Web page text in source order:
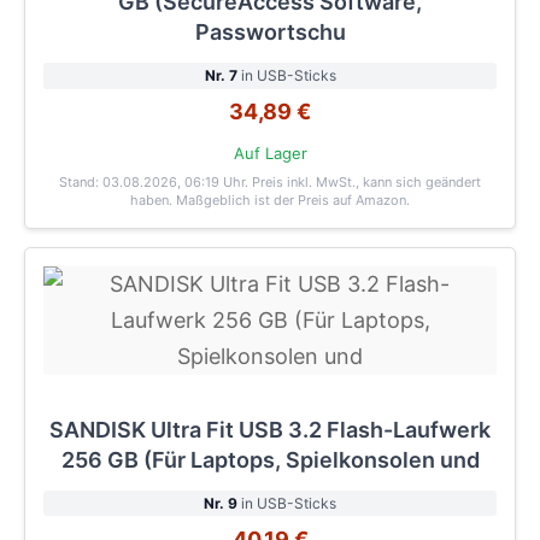
Passwortschu
Nr. 7in USB-Sticks
34,89 €
Auf Lager
Stand: 03.08.2026, 06:19 Uhr. Preis inkl. MwSt., kann sich geändert
haben. Maßgeblich ist der Preis auf Amazon.
SANDISK Ultra Fit USB 3.2 Flash-Laufwerk
256 GB (Für Laptops, Spielkonsolen und
Nr. 9 in USB-Sticks